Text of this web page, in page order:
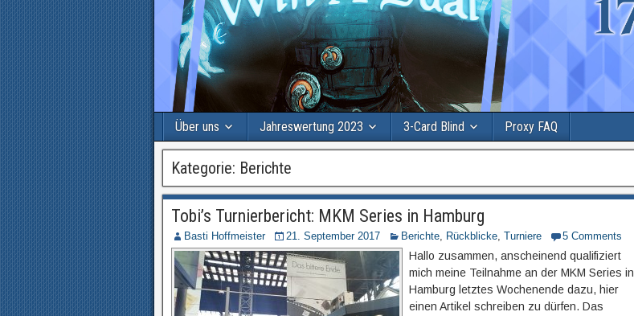
Über uns Jahreswertung 2023 3-Card Blind Proxy FAQ
Kategorie: Berichte
Tobi’s Turnierbericht: MKM Series in Hamburg
Basti Hoffmeister 21. September 2017 Berichte, Rückblicke, Turniere 5 Comments
Hallo zusammen, anscheinend qualifiziert
mich meine Teilnahme an der MKM Series in
Hamburg letztes Wochenende dazu, hier
einen Artikel schreiben zu dürfen. Das